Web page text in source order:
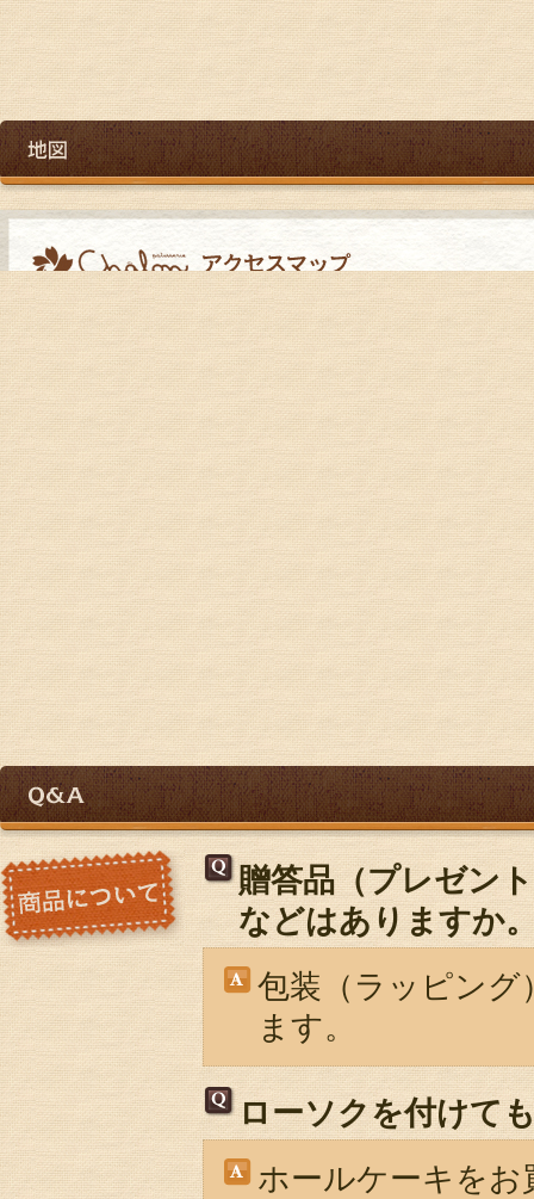
贈答品（プレゼン
などはありますか
包装（ラッピン
ます。
ローソクを付けて
ホールケーキを